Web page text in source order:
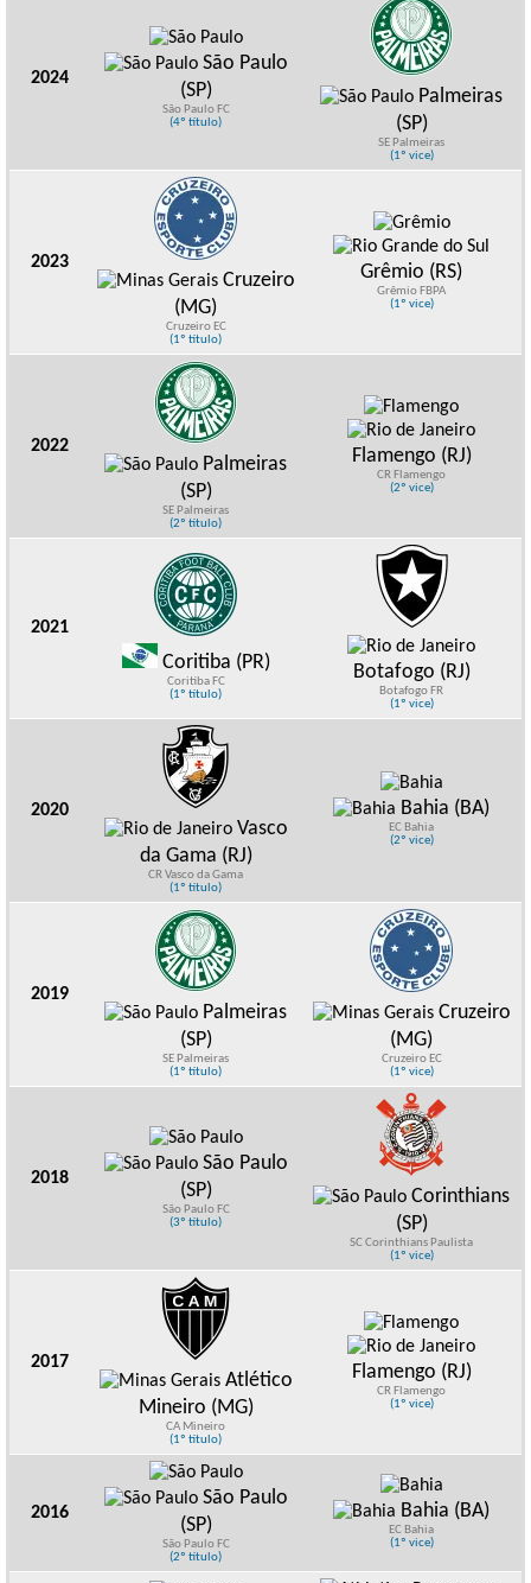
2024
São Paulo
(SP)
São Paulo FC
(4º título)
Palmeiras
(SP)
SE Palmeiras
(1º vice)
2023
Cruzeiro
(MG)
Cruzeiro EC
(1º título)
Grêmio (RS)
Grêmio FBPA
(1º vice)
2022
Palmeiras
(SP)
SE Palmeiras
(2º título)
Flamengo (RJ)
CR Flamengo
(2º vice)
2021
Coritiba (PR)
Coritiba FC
(1º título)
Botafogo (RJ)
Botafogo FR
(1º vice)
2020
Vasco
da Gama (RJ)
CR Vasco da Gama
(1º título)
Bahia (BA)
EC Bahia
(2º vice)
2019
Palmeiras
(SP)
SE Palmeiras
(1º título)
Cruzeiro
(MG)
Cruzeiro EC
(1º vice)
2018
São Paulo
(SP)
São Paulo FC
(3º título)
Corinthians
(SP)
SC Corinthians Paulista
(1º vice)
2017
Atlético
Mineiro (MG)
CA Mineiro
(1º título)
Flamengo (RJ)
CR Flamengo
(1º vice)
2016
São Paulo
(SP)
São Paulo FC
(2º título)
Bahia (BA)
EC Bahia
(1º vice)